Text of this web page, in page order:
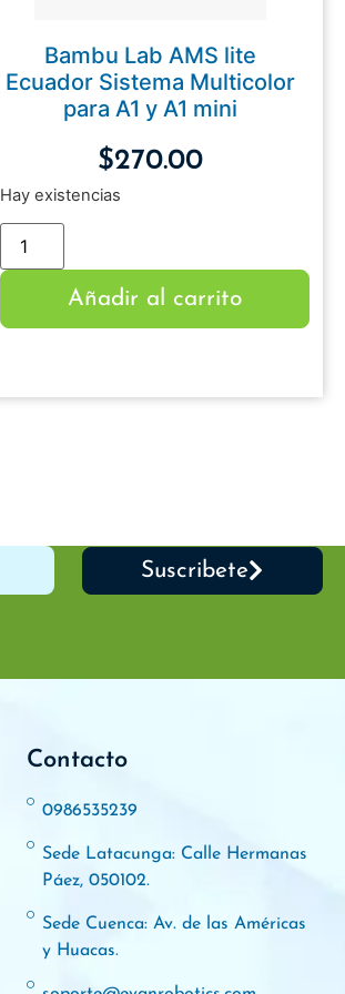
Bambu Lab AMS lite
Ecuador Sistema Multicolor
para A1 y A1 mini
$270.00
Hay existencias
Añadir al carrito
Suscribete
Contacto
0986535239
Sede Latacunga: Calle Hermanas
Páez, 050102.
Sede Cuenca: Av. de las Américas
y Huacas.